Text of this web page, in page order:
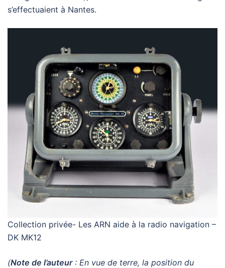
s’effectuaient à Nantes.
Collection privée- Les ARN aide à la radio navigation –
DK MK12
(Note de l’auteur: En vue de terre, la position du